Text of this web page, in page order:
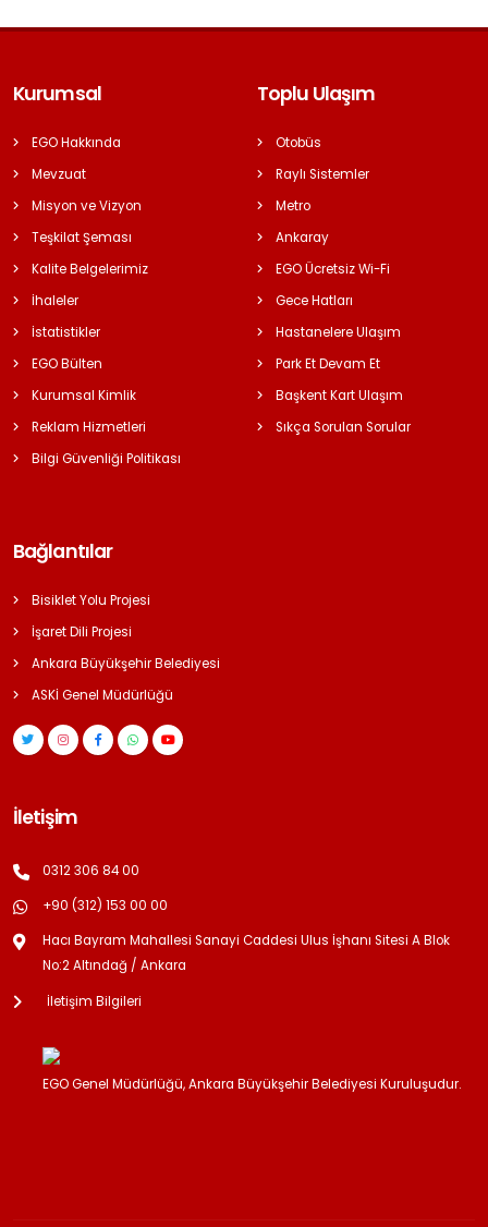
Kurumsal
EGO Hakkında
Mevzuat
Misyon ve Vizyon
Teşkilat Şeması
Kalite Belgelerimiz
İhaleler
İstatistikler
EGO Bülten
Kurumsal Kimlik
Reklam Hizmetleri
Bilgi Güvenliği Politikası
Toplu Ulaşım
Otobüs
Raylı Sistemler
Metro
Ankaray
EGO Ücretsiz Wi-Fi
Gece Hatları
Hastanelere Ulaşım
Park Et Devam Et
Başkent Kart Ulaşım
Sıkça Sorulan Sorular
Bağlantılar
Bisiklet Yolu Projesi
İşaret Dili Projesi
Ankara Büyükşehir Belediyesi
ASKİ Genel Müdürlüğü
İletişim
0312 306 84 00
+90 (312) 153 00 00
Hacı Bayram Mahallesi Sanayi Caddesi Ulus İşhanı Sitesi A Blok
No:2 Altındağ / Ankara
İletişim Bilgileri
EGO Genel Müdürlüğü, Ankara Büyükşehir Belediyesi Kuruluşudur.